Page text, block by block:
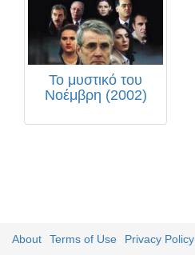
Το μυστικό του
Νοέμβρη (2002)
About Terms of Use Privacy Policy